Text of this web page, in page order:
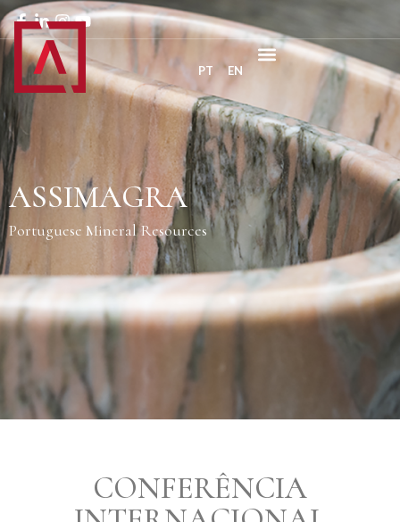
PT EN
ASSIMAGRA
Portuguese Mineral Resources
CONFERÊNCIA